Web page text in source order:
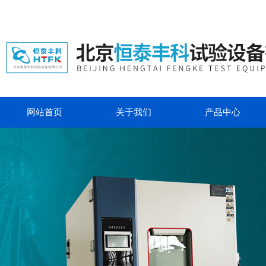
网站首页 关于我们 产品中心